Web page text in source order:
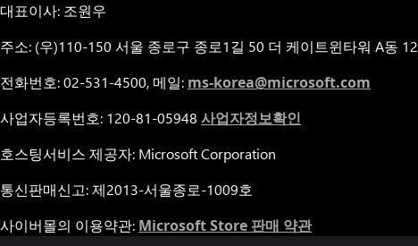
대표이사: 조원우
주소: (우)110-150 서울 종로구 종로1길 50 더 케이트윈타워 A동
전화번호: 02-531-4500, 메일: ms-korea@microsoft.com
사업자등록번호: 120-81-05948 사업자정보확인
호스팅서비스 제공자: Microsoft Corporation
통신판매신고: 제2013-서울종로-1009호
사이버몰의 이용약관: Microsoft Store 판매 약관